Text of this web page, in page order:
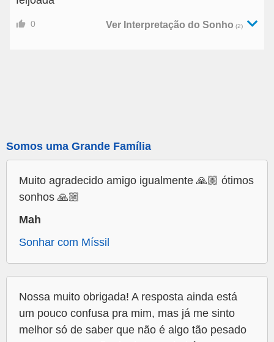
0 Ver Interpretação do Sonho (2)
Somos uma Grande Família
Muito agradecido amigo igualmente 🙏🏼 ótimos
sonhos 🙏🏼
Mah
Sonhar com Míssil
Nossa muito obrigada! A resposta ainda está
um pouco confusa pra mim, mas já me sinto
melhor só de saber que não é algo tão pesado